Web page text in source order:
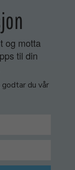
og motta
til din
du vår